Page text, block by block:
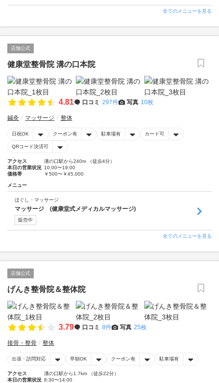
全てのメニューを見る
店舗公式
健康堂整骨院 溝の口本院
4.81 口コミ 297件 写真 10枚
鍼灸 マッサージ 整体
日祝OK クーポン有 駐車場有 カード可
QRコード決済可
アクセス
溝の口駅から240m （徒歩4分）
本日の営業状況 10:00〜19:00
価格帯
￥500〜￥45,000
メニュー
ほぐし・マッサージ
マッサージ (健康堂式メディカルマッサージ)
販売中
全てのメニューを見る
店舗公式
げんき整骨院＆整体院
3.79 口コミ 8件 写真 25枚
接骨・整骨 整体
出張・訪問対応 早朝OK クーポン有 駐車場有
アクセス
溝の口駅から1.7km （徒歩22分）
本日の営業状況 8:30〜14:00